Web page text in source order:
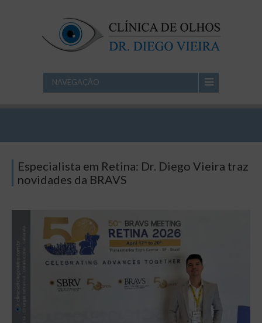
NAVEGAÇÃO
Especialista em Retina: Dr. Diego Vieira traz
novidades da BRAVS